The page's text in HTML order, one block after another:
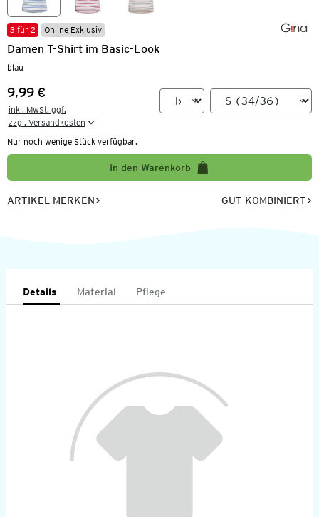
3 für 2 Online Exklusiv
Damen T-Shirt im Basic-Look
blau
Preis:
9,99 €
inkl. MwSt. ggf.
zzgl. Versandkosten
Nur noch wenige Stück verfügbar.
In den Warenkorb
ARTIKEL MERKEN GUT KOMBINIERT
Details Material Pflege